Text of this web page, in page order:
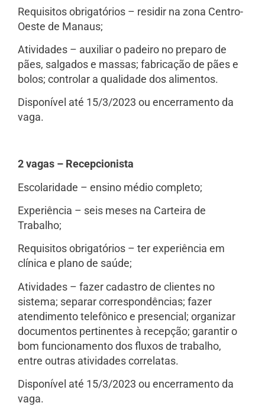
Requisitos obrigatórios – residir na zona Centro-
Oeste de Manaus;
Atividades – auxiliar o padeiro no preparo de
pães, salgados e massas; fabricação de pães e
bolos; controlar a qualidade dos alimentos.
Disponível até 15/3/2023 ou encerramento da
vaga.
2 vagas – Recepcionista
Escolaridade – ensino médio completo;
Experiência – seis meses na Carteira de
Trabalho;
Requisitos obrigatórios – ter experiência em
clínica e plano de saúde;
Atividades – fazer cadastro de clientes no
sistema; separar correspondências; fazer
atendimento telefônico e presencial; organizar
documentos pertinentes à recepção; garantir o
bom funcionamento dos fluxos de trabalho,
entre outras atividades correlatas.
Disponível até 15/3/2023 ou encerramento da
vaga.